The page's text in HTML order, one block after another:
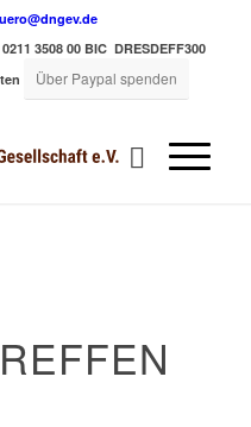
3508 00 BIC DRESDEFF300
Über Paypal spenden